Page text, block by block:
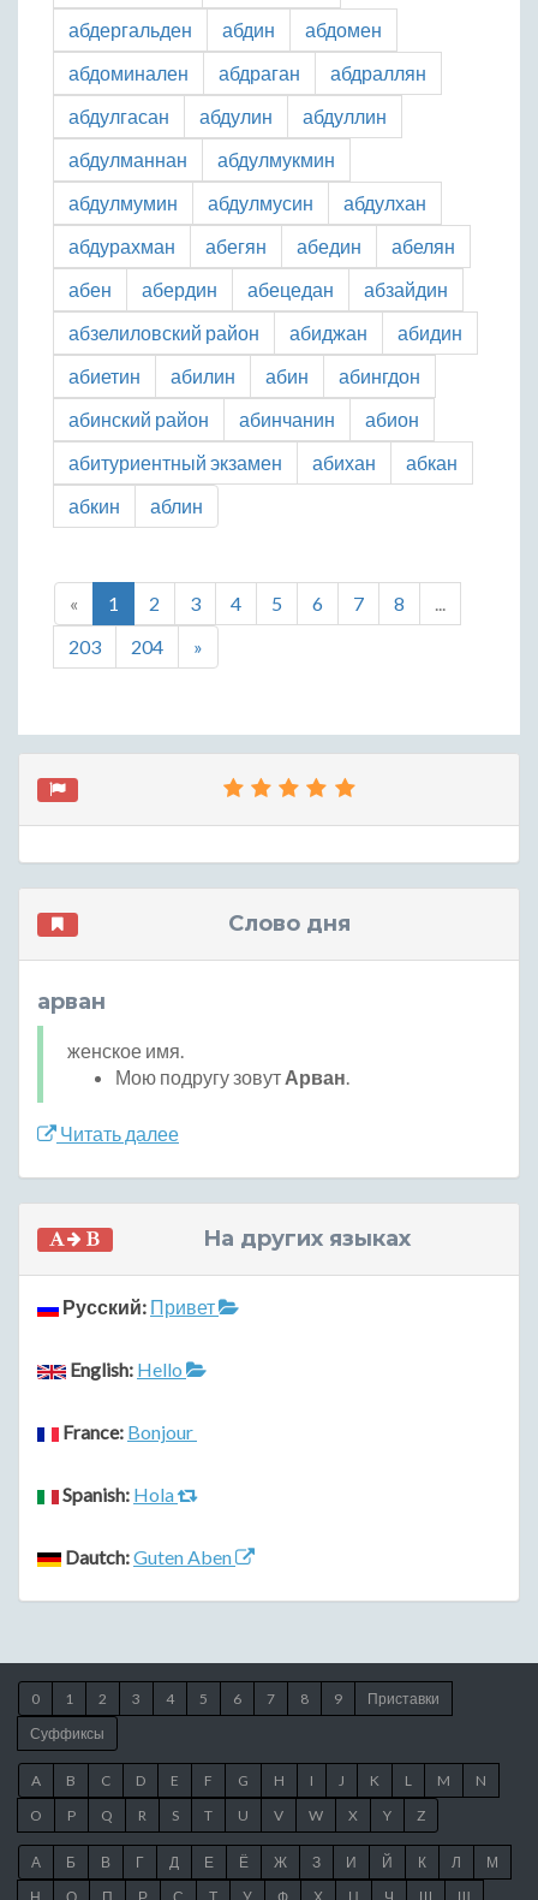
абдергальден
абдин
абдомен
абдоминален
абдраган
абдраллян
абдулгасан
абдулин
абдуллин
абдулманнан
абдулмукмин
абдулмумин
абдулмусин
абдулхан
абдурахман
абегян абедин
абелян
абен
абердин абецедан
абзайдин
абзелиловский район
абиджан
абидин
абиетин
абилин абин
абингдон
абинский район
абинчанин
абион
абитуриентный экзамен
абихан
абкан
абкин
аблин
« 1 2 3 4 5 6 7 8
...
203
204 »
Слово дня
арван
женское имя.
Мою подругу зовут Арван.
Читать далее
На других языках
Русский: Привет
English: Hello
France: Bonjour
Spanish: Hola
Dautch:Guten Aben
0 1 2 3 4 5 6 7 8 9
Приставки
Суффиксы
A B C D E F G H I J K L M
N
O
P Q R S T U V W X Y Z
А Б В Г Д Е Ё Ж З И Й К Л
М